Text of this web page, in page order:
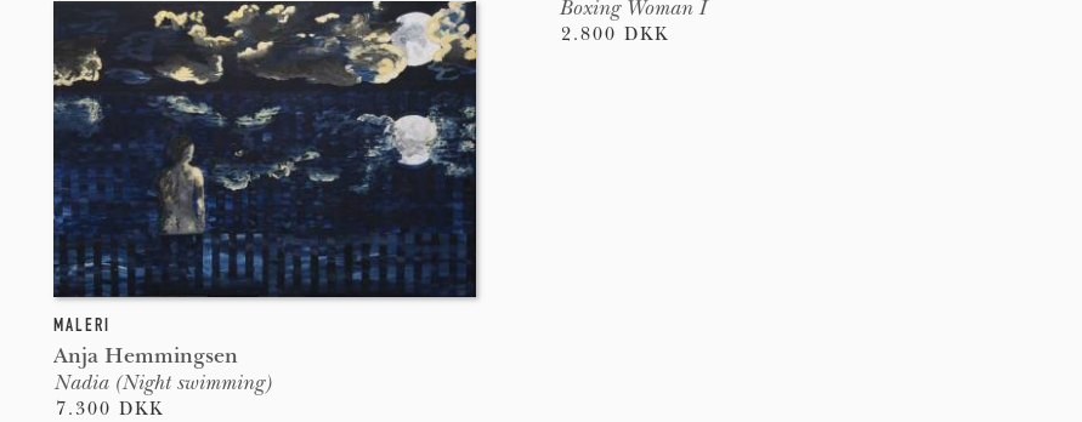
Boxing Woman I
2.800 DKK
MALERI
Anja Hemmingsen
Nadia (Night swimming)
7.300 DKK